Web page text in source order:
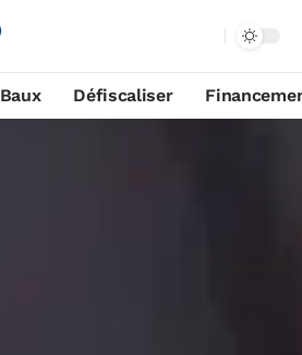
Baux Défiscaliser